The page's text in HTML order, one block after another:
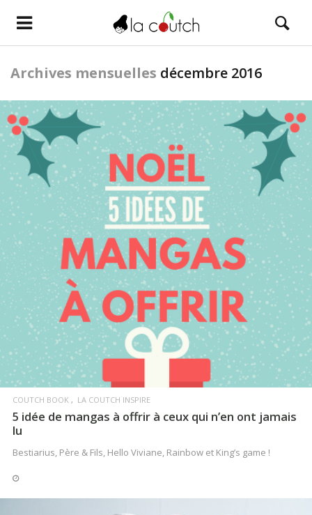
Archives mensuelles décembre 2016
LIRE LA SUITE
COUTCH BOOK LA COUTCH INSPIRE
5 idée de mangas à offrir à ceux qui n’en ont jamais
lu
Bestiarius, Père & Fils, Hello Viviane, Rainbow et King’s game !